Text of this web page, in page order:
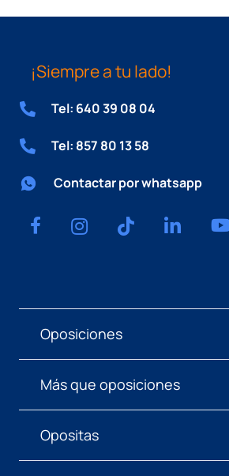
¡Siempre a tu lado!
Tel: 640 39 08 04
Tel: 857 80 13 58
Contactar por whatsapp
Oposiciones
Más que oposiciones
Opositas